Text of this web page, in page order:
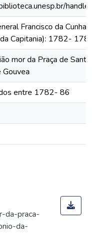
Francisco da Cunha
Capitania): 1782-
mor da Praça de
Gouvea
entre 1782- 86
da-praca-
da-